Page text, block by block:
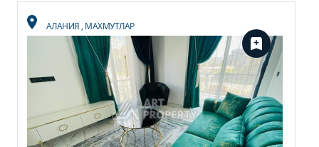
АЛАНИЯ, МАХМУТЛАР